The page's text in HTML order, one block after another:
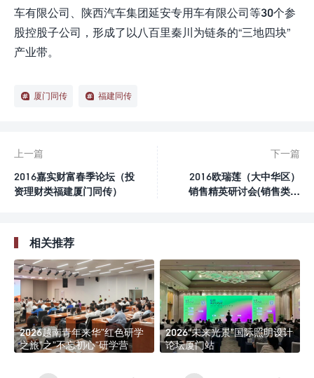
车有限公司、陕西汽车集团延安专用车有限公司等30个参
股控股子公司，形成了以八百里秦川为链条的“三地四块”
产业带。
厦门同传 福建同传
上一篇
2016嘉实财富春季论坛（投
资理财类福建厦门同传）
下一篇
2016欧瑞莲（大中华区）
销售精英研讨会(销售类福
相关推荐
2026越南青年来华”红色研学
之旅”之”不忘初心”研学营
2026“未来光景”国际照明设计
论坛厦门站